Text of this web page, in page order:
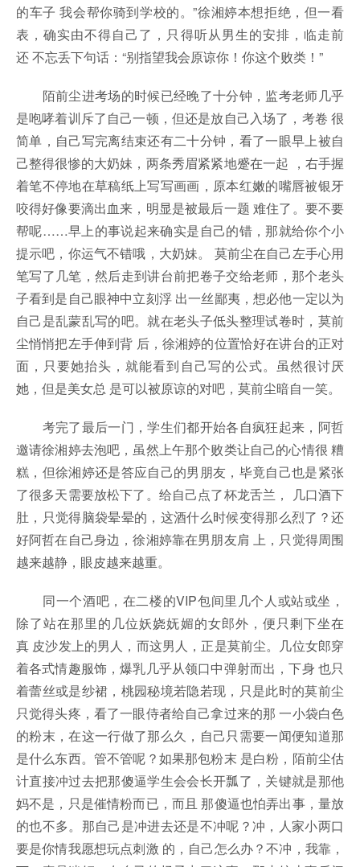
的车子 我会帮你骑到学校的。”徐湘婷本想拒绝，但一看
表，确实由不得自己了，只得听从男生的安排，临走前
还 不忘丢下句话：“别指望我会原谅你！你这个败类！”
陌前尘进考场的时候已经晚了十分钟，监考老师几乎
是咆哮着训斥了自己一顿，但还是放自己入场了，考卷 很
简单，自己写完离结束还有二十分钟，看了一眼早上被自
己整得很惨的大奶妹，两条秀眉紧紧地蹙在一起 ，右手握
着笔不停地在草稿纸上写写画画，原本红嫩的嘴唇被银牙
咬得好像要滴出血来，明显是被最后一题 难住了。要不要
帮呢……早上的事说起来确实是自己的错，那就给你个小
提示吧，你运气不错哦，大奶妹。 莫前尘在自己左手心用
笔写了几笔，然后走到讲台前把卷子交给老师，那个老头
子看到是自己眼神中立刻浮 出一丝鄙夷，想必他一定以为
自己是乱蒙乱写的吧。就在老头子低头整理试卷时，莫前
尘悄悄把左手伸到背 后，徐湘婷的位置恰好在讲台的正对
面，只要她抬头，就能看到自己写的公式。虽然很讨厌
她，但是美女总 是可以被原谅的对吧，莫前尘暗自一笑。
考完了最后一门，学生们都开始各自疯狂起来，阿哲
邀请徐湘婷去泡吧，虽然上午那个败类让自己的心情很 糟
糕，但徐湘婷还是答应自己的男朋友，毕竟自己也是紧张
了很多天需要放松下了。给自己点了杯龙舌兰， 几口酒下
肚，只觉得脑袋晕晕的，这酒什么时候变得那么烈了？还
好阿哲在自己身边，徐湘婷靠在男朋友肩 上，只觉得周围
越来越静，眼皮越来越重。
同一个酒吧，在二楼的VIP包间里几个人或站或坐，
除了站在那里的几位妖娆妩媚的女郎外，便只剩下坐在
真 皮沙发上的男人，而这男人，正是莫前尘。几位女郎穿
着各式情趣服饰，爆乳几乎从领口中弹射而出，下身 也只
着蕾丝或是纱裙，桃园秘境若隐若现，只是此时的莫前尘
只觉得头疼，看了一眼侍者给自己拿过来的那 一小袋白色
的粉末，在这一行做了那么久，自己只需要一闻便知道那
是什么东西。管不管呢？如果那包粉末 是白粉，陌前尘估
计直接冲过去把那傻逼学生会会长开瓢了，关键就是那他
妈不是，只是催情粉而已，而且 那傻逼也怕弄出事，量放
的也不多。那自己是冲进去还是不冲呢？冲，人家小两口
要是你情我愿想玩点刺激 的，自己怎么办？不冲，我靠，